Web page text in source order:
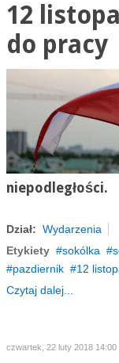
12
do pracy
niepodległości.
Dział: Wydarzenia
Etykiety
sokólka
pazdiernik
12
Czytaj dalej...
czwartek, 22 luty 2018 14:00